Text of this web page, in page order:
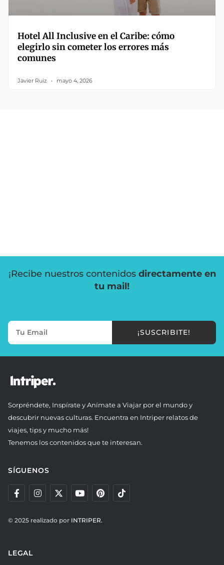
Hotel All Inclusive en el Caribe: cómo
elegirlo sin cometer los errores más
comunes
Javier Ruiz mayo 4, 2026
¡Recibe nuestros contenidos directamente en
tu mail!
¡SUSCRIBITE!
Sorpréndete, Inspírate y Anímate a Viajar por el mundo y
descubrir nuevas culturas. Encuentra en Intriper relatos de
viajes, tips y mucho más!
Tenemos los contenidos que te interesan.
SÍGUENOS
© 2025 realizado por INTRIPER.
LEGAL